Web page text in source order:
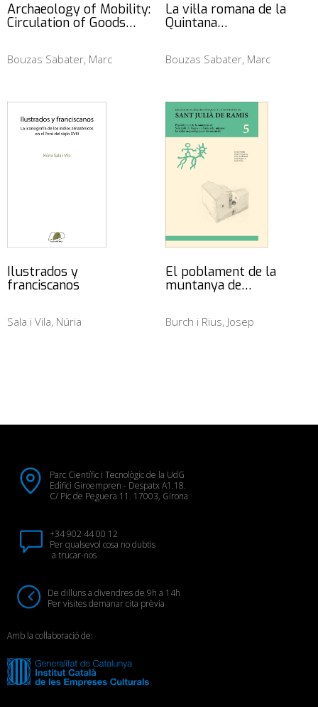
Archaeology of Mobility:
Circulation of Goods…
Bouzas Sabater, Marc
La vil·la romana de la
Quintana…
Bouzas Sabater, Marc
Ilustrados y
franciscanos
Sala i Vila, Núria
El poblament de la
muntanya de…
Burch i Rius, Josep
Parc Científic i Tecnològic de la UdG
Edifici Giroempren - Despatx A1.18.
C/ Pic de Peguera 11. 17003, Girona
+34 902 44 00 12
Per qualsevol cosa no dubtis
a trucar-nos
De dilluns a divendres de 9h a 14h
Per visites demanar cita prèvia
Amb la col·laboració de: